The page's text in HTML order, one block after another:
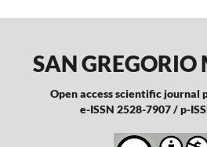
SAN
Open access scientific journal
e-ISSN 2528-7907 / p-